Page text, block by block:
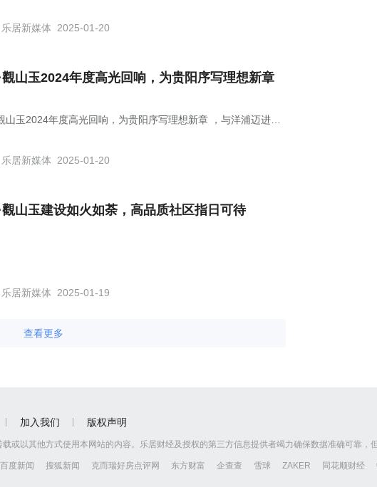
乐居新媒体 2025-01-20
觀山玉2024年度高光回响，为贵阳序写理想新章
山玉2024年度高光回响，为贵阳序写理想新章 ，与洋浦迈进更
乐居新媒体 2025-01-20
觀山玉建设如火如荼，高品质社区指日可待
乐居新媒体 2025-01-19
查看更多
加入我们 版权声明
或以其他方式使用本网站的内容。乐居财经及授权的第三方信息提供者竭力确保数据准确可靠，
百度新闻 搜狐新闻 克而瑞好房点评网 东方财富 企查查 雪球 ZAKER 同花顺财经